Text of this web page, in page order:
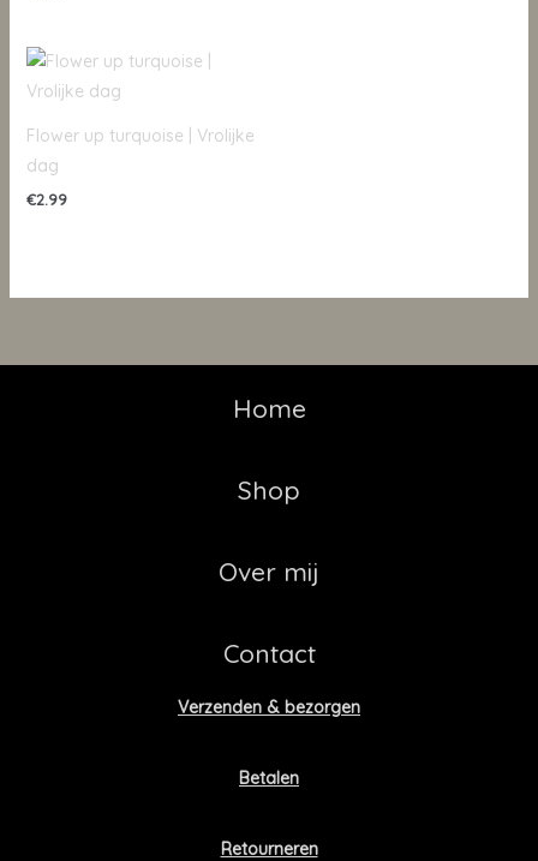
Flower up turquoise | Vrolijke
dag
€2.99
Home
Shop
Over mij
Contact
Verzenden & bezorgen
Betalen
Retourneren